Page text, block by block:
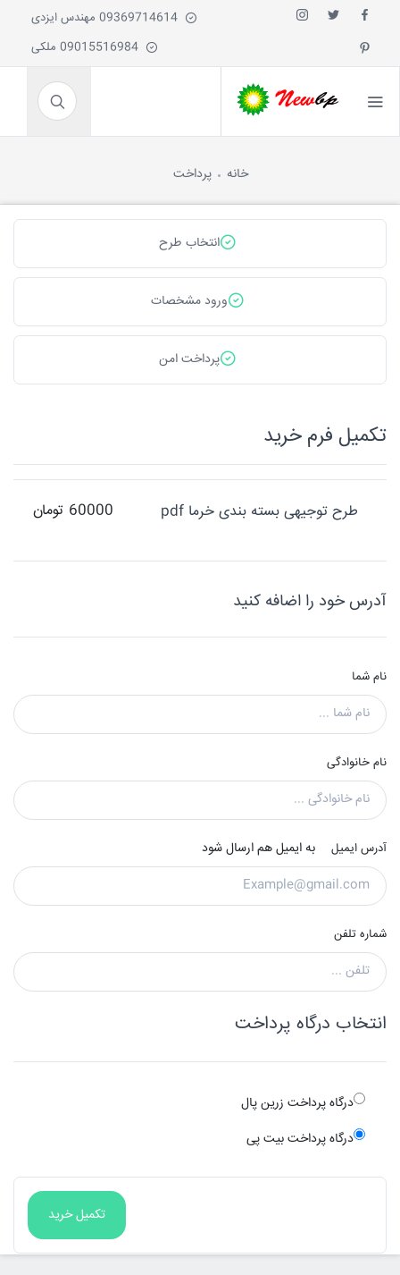
خانه پرداخت
انتخاب طرح
ورود مشخصات
پرداخت امن
تکميل فرم خريد
طرح توجیهی بسته بندی خرما pdf 60000 تومان
آدرس خود را اضافه کنید
نام شما
نام خانوادگی
آدرس ایمیل به ایمیل هم ارسال شود
شماره تلفن
انتخاب درگاه پرداخت
درگاه پرداخت زرین پال
درگاه پرداخت بیت پی